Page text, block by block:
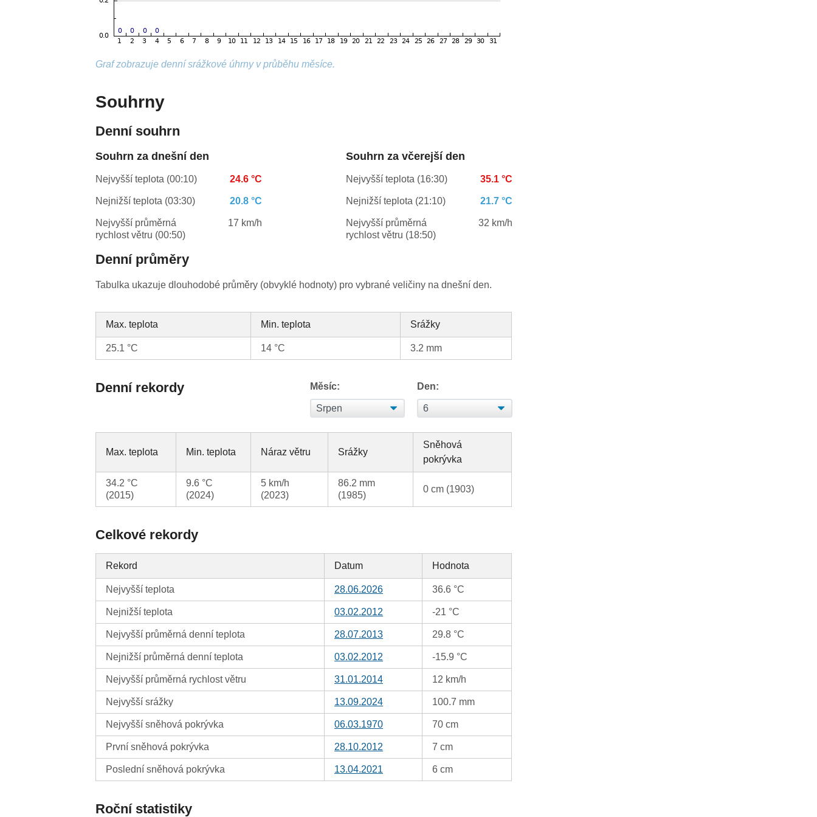
Graf zobrazuje denní srážkové úhrny v průběhu měsíce.
Souhrny
Denní souhrn
Souhrn za dnešní den
Nejvyšší teplota (00:10) 24.6 °C
Nejnižší teplota (03:30) 20.8 °C
Nejvyšší průměrná
rychlost větru (00:50)
17 km/h
Souhrn za včerejší den
Nejvyšší teplota (16:30) 35.1 °C
Nejnižší teplota (21:10) 21.7 °C
Nejvyšší průměrná
rychlost větru (18:50)
32 km/h
Denní průměry
Tabulka ukazuje dlouhodobé průměry (obvyklé hodnoty) pro vybrané veličiny na dnešní den.
Max. teplota Min. teplota Srážky
25.1 °C 14 °C 3.2 mm
Denní rekordy Měsíc: Den:
Max. teplota Min. teplota Náraz větru Srážky
Sněhová
pokrývka
34.2 °C
(2015)
9.6 °C
(2024)
5 km/h
(2023)
86.2 mm
(1985)
0 cm (1903)
Celkové rekordy
Rekord Datum Hodnota
Nejvyšší teplota 28.06.2026 36.6 °C
Nejnižší teplota 03.02.2012 -21 °C
Nejvyšší průměrná denní teplota 28.07.2013 29.8 °C
Nejnižší průměrná denní teplota 03.02.2012 -15.9 °C
Nejvyšší průměrná rychlost větru 31.01.2014 12 km/h
Nejvyšší srážky 13.09.2024 100.7 mm
Nejvyšší sněhová pokrývka 06.03.1970 70 cm
První sněhová pokrývka 28.10.2012 7 cm
Poslední sněhová pokrývka 13.04.2021 6 cm
Roční statistiky